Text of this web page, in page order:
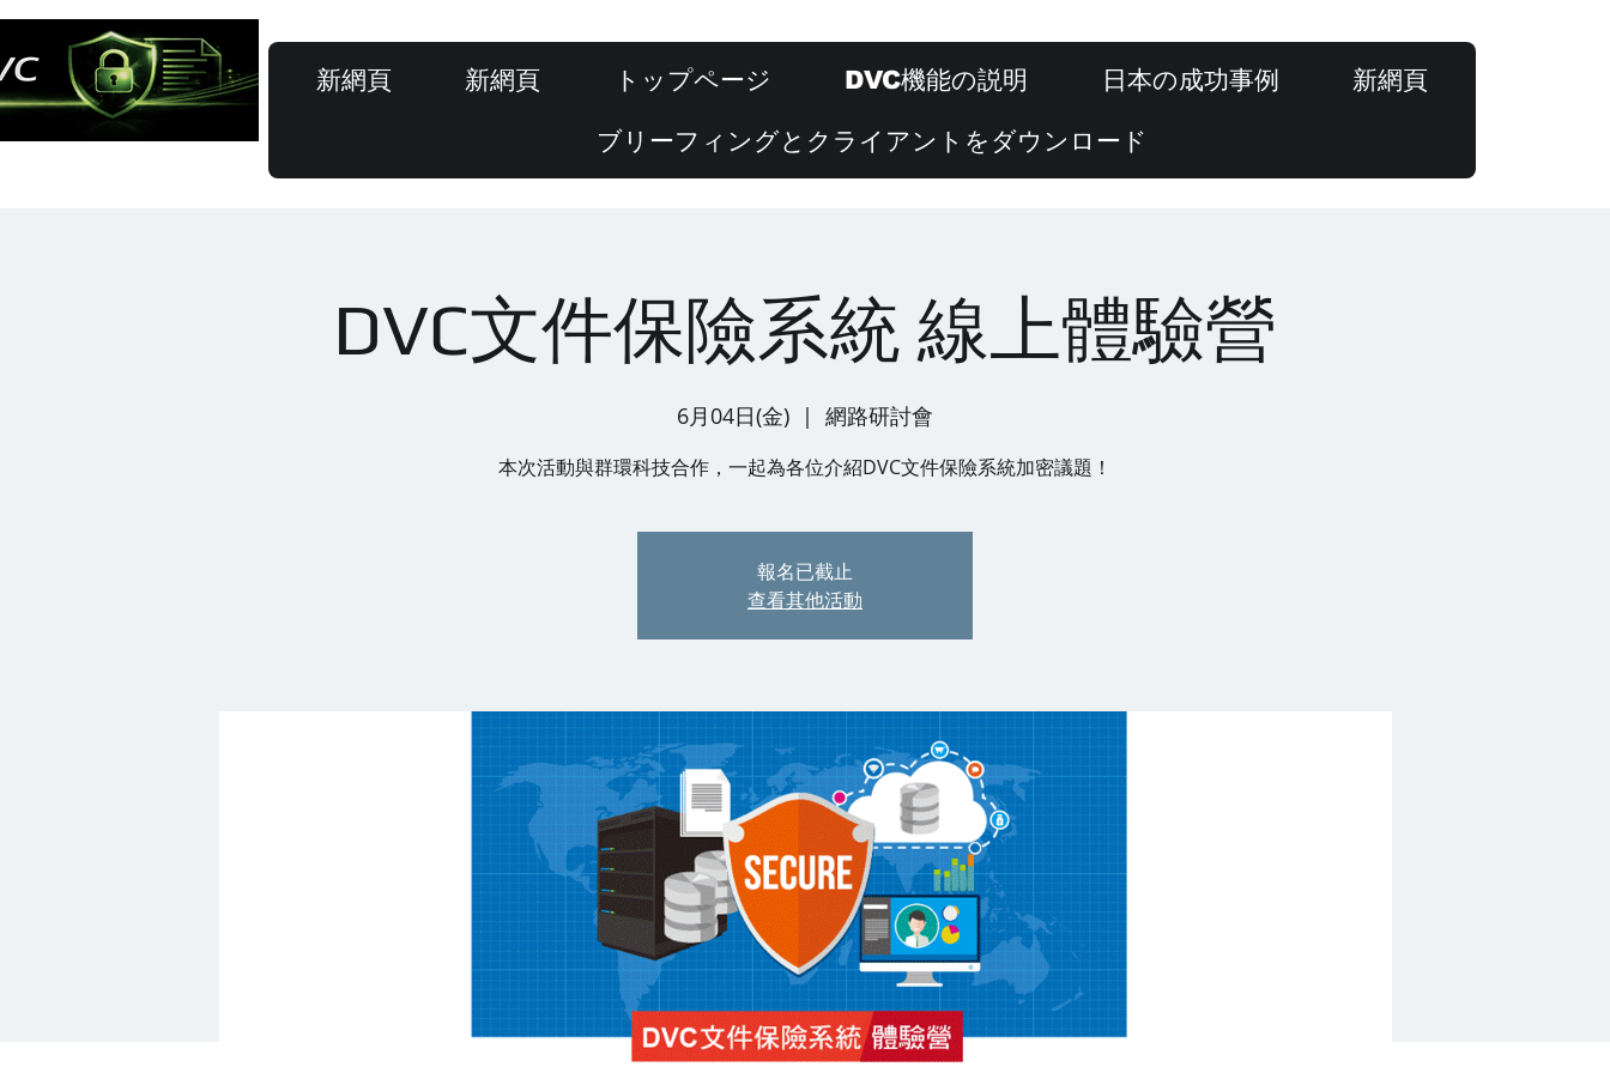
新網頁 新網頁 トップページ DVC機能の説明 日本の成功事例 新網頁
ブリーフィングとクライアントをダウンロード
DVC文件保險系統 線上體驗營
6月04日(金)
  |
網路研討會
本次活動與群環科技合作，一起為各位介紹DVC文件保險系統加密議題！
報名已截止
查看其他活動